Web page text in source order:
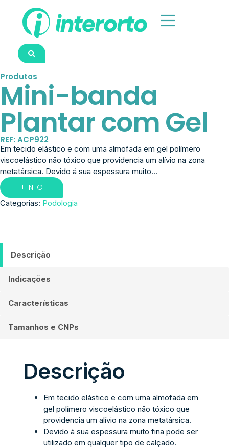
Produtos
Mini-banda
Plantar com Gel
REF: ACP922
Em tecido elástico e com uma almofada em gel polímero
viscoelástico não tóxico que providencia um alívio na zona
metatársica. Devido á sua espessura muito...
+ INFO
Categorias: Podologia
Descrição
Indicações
Características
Tamanhos e CNPs
Descrição
Em tecido elástico e com uma almofada em
gel polímero viscoelástico não tóxico que
providencia um alívio na zona metatársica.
Devido á sua espessura muito fina pode ser
utilizado em qualquer tipo de calçado.